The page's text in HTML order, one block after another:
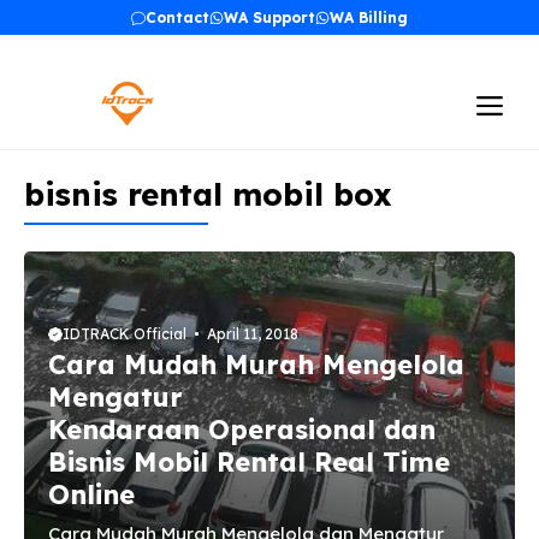
Contact WA Support WA Billing
bisnis rental mobil box
IDTRACK Official April 11, 2018
Cara Mudah Murah Mengelola
Mengatur
Kendaraan Operasional dan
Bisnis Mobil Rental Real Time
Online
Cara Mudah Murah Mengelola dan Mengatur